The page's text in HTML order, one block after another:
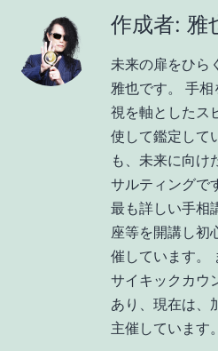
作成者: 雅
未来の扉をひら
雅也です。 手
視を軸としたス
使して鑑定して
も、未来に向け
サルティングで
最も詳しい手相
座等を開講し初
催しています。
サイキックカウ
あり、現在は、
主催しています。